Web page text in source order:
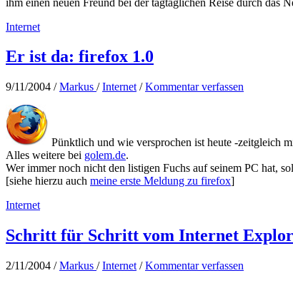
Internet
Er ist da: firefox 1.0
9/11/2004 /Markus /Internet /Kommentar verfassen
Pünktlich und wie versprochen ist heute -zeitgleich
Alles weitere bei golem.de.
Wer immer noch nicht den listigen Fuchs auf seinem PC hat,
[siehe hierzu auch meine erste Meldung zu firefox]
Internet
Schritt für Schritt vom Internet
2/11/2004 /Markus /Internet /Kommentar verfassen